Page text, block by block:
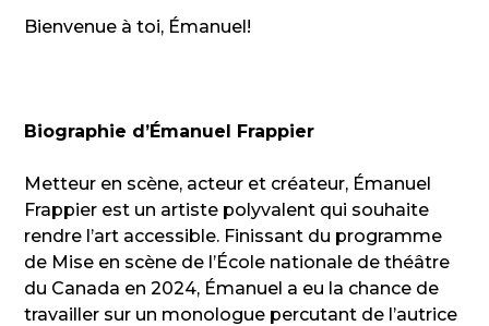
Bienvenue à toi, Émanuel!
Biographie d’Émanuel Frappier
Metteur en scène, acteur et créateur, Émanuel
Frappier est un artiste polyvalent qui souhaite
rendre l’art accessible. Finissant du programme
de Mise en scène de l’École nationale de théâtre
du Canada en 2024, Émanuel a eu la chance de
travailler sur un monologue percutant de l’autrice